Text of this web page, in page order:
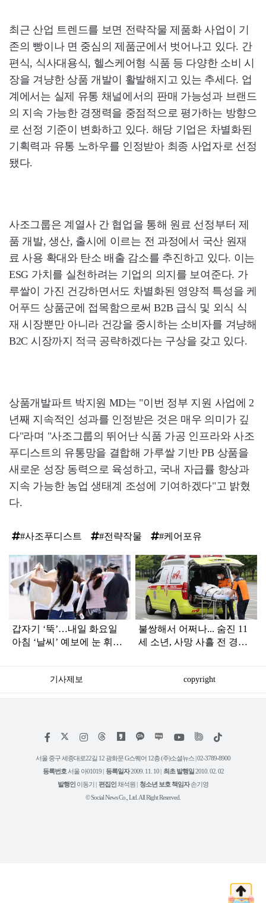
최근 산업 트렌드를 보면 전략작물 제품화 사업이 기
존의 빵이나 면 중심의 제품군에서 벗어나고 있다. 간
편식, 식사대용식, 헬스케어형 식품 등 다양한 소비 시
장을 겨냥한 상품 개발이 활발해지고 있는 추세다. 업
계에서는 실제 유통 채널에서의 판매 가능성과 브랜드
의 지속 가능한 경쟁력을 중점적으로 평가하는 방향으
로 선정 기준이 변화하고 있다. 해당 기업은 차별화된
기획력과 유통 노하우를 인정받아 최종 사업자로 선정
됐다.
사조그룹은 계열사 간 협업을 통해 원료 선정부터 제
품 개발, 생산, 출시에 이르는 전 과정에서 국산 원재
료 사용 확대와 탄소 배출 감소를 추진하고 있다. 이는
ESG 가치를 실천하려는 기업의 의지를 보여준다. 가
루쌀이 가진 건강하면서도 차별화된 영양적 특성을 케
어푸드 상품군에 접목함으로써 B2B 급식 및 외식 식
재 시장뿐만 아니라 건강을 중시하는 소비자를 겨냥해
B2C 시장까지 적극 공략하겠다는 구상을 갖고 있다.
상품개발파트 박지원 MD는 "이번 정부 지원 사업에 2
년째 지속적인 성과를 인정받은 것은 매우 의미가 깊
다"라며 "사조그룹의 뛰어난 식품 가공 인프라와 사조
푸디스트의 유통망을 결합해 가루쌀 기반 PB 상품을
새로운 성장 동력으로 육성하고, 국내 자급률 향상과
지속 가능한 농업 생태계 조성에 기여하겠다"고 밝혔
다.
#사조푸디스트 #전략작물 #케어포유
탑
라
인
갑자기 ‘뚝’…내일 화요일
아침 ‘날씨’ 예보에 눈 휘둥
불쌍해서 어쩌나... 숨진 11
세 소년, 사망 사흘 전 경찰
기사제보 copyright
페
스
인
타
램
위
트
유
튜
틱
서울 중구 세종대로22길 12 광화문 G스퀘어 12층 (주)소셜뉴스 | 02-3789-8900
등록번호 서울 아01019 | 등록일자2009. 11. 10 | 최초 발행일2010. 02. 02
발행인 이동기 | 편집인채석원 | 청소년 보호 책임자손기영
© Social News Co., Ltd. All Right Reserved.